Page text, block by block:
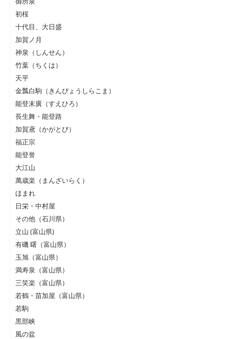
初桜
十代目、大日盛
加賀ノ月
神泉（しんせん）
竹葉（ちくは）
天平
金瓢白駒（きんぴょうしらこま）
能登末廣（すえひろ）
長生舞・能登路
加賀鳶（かがとび）
福正宗
能登誉
大江山
萬歳楽（まんざいらく）
ほまれ
日栄・中村屋
その他（石川県）
立山 (富山県)
有磯 曙（富山県）
玉旭（富山県）
満寿泉（富山県）
三笑楽（富山県）
若鶴・苗加屋（富山県）
若駒
黒部峡
風の盆